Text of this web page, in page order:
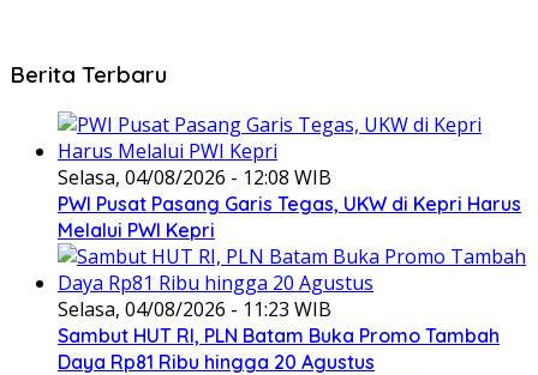
Berita Terbaru
Selasa, 04/08/2026 - 12:08 WIB
PWI Pusat Pasang Garis Tegas, UKW di Kepri Harus
Melalui PWI Kepri
Selasa, 04/08/2026 - 11:23 WIB
Sambut HUT RI, PLN Batam Buka Promo Tambah
Daya Rp81 Ribu hingga 20 Agustus